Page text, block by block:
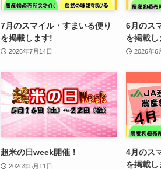
7月のスマイル・すまいる便り
を掲載します!
2026年7月14日
6月のス
を掲載し
2026年6
超米の日week開催！
2026年5月11日
4月のス
を掲載し